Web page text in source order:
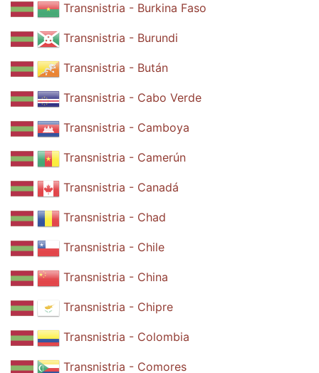
Transnistria - Burkina Faso
Transnistria - Burundi
Transnistria - Bután
Transnistria - Cabo Verde
Transnistria - Camboya
Transnistria - Camerún
Transnistria - Canadá
Transnistria - Chad
Transnistria - Chile
Transnistria - China
Transnistria - Chipre
Transnistria - Colombia
Transnistria - Comores